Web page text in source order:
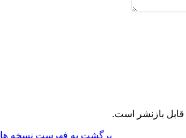
قابل بازنشر است.
برگشت به فهرست نسخه ها